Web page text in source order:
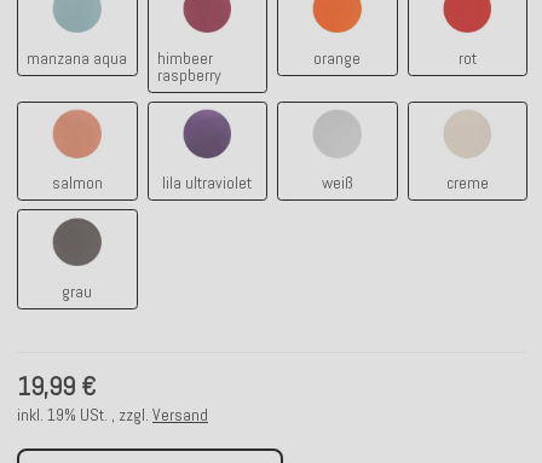
manzana aqua himbeer
raspberry
orange rot
salmon
salmon
lila ultraviolet
lila ultraviolet
weiß
weiß
creme
creme
grau
grau
19,99 €
inkl. 19% USt. , zzgl. Versand